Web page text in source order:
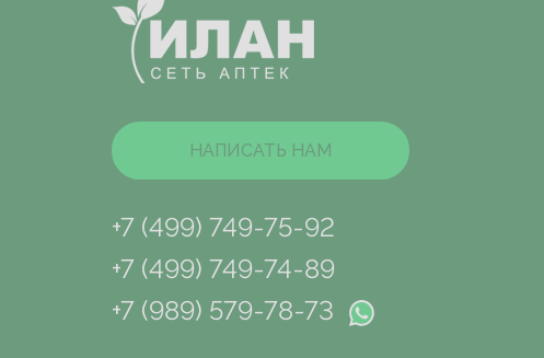
НАПИСАТЬ НАМ
+7 (499) 749-75-92
+7 (499) 749-74-89
+7 (989) 579-78-73